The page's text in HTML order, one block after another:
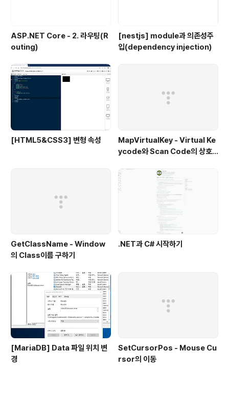
ASP.NET Core - 2. 라우팅(R
outing)
[nestjs] module과 의존성주
입(dependency injection)
[HTML5&CSS3] 변형 속성
MapVirtualKey - Virtual Ke
ycode와 Scan Code의 상호
GetClassName - Window
의 Class이름 구하기
.NET과 C# 시작하기
[MariaDB] Data 파일 위치 변
경
SetCursorPos - Mouse Cu
rsor의 이동